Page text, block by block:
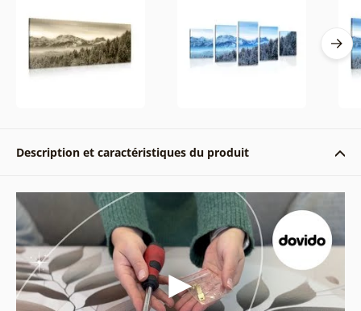
Description et caractéristiques du produit